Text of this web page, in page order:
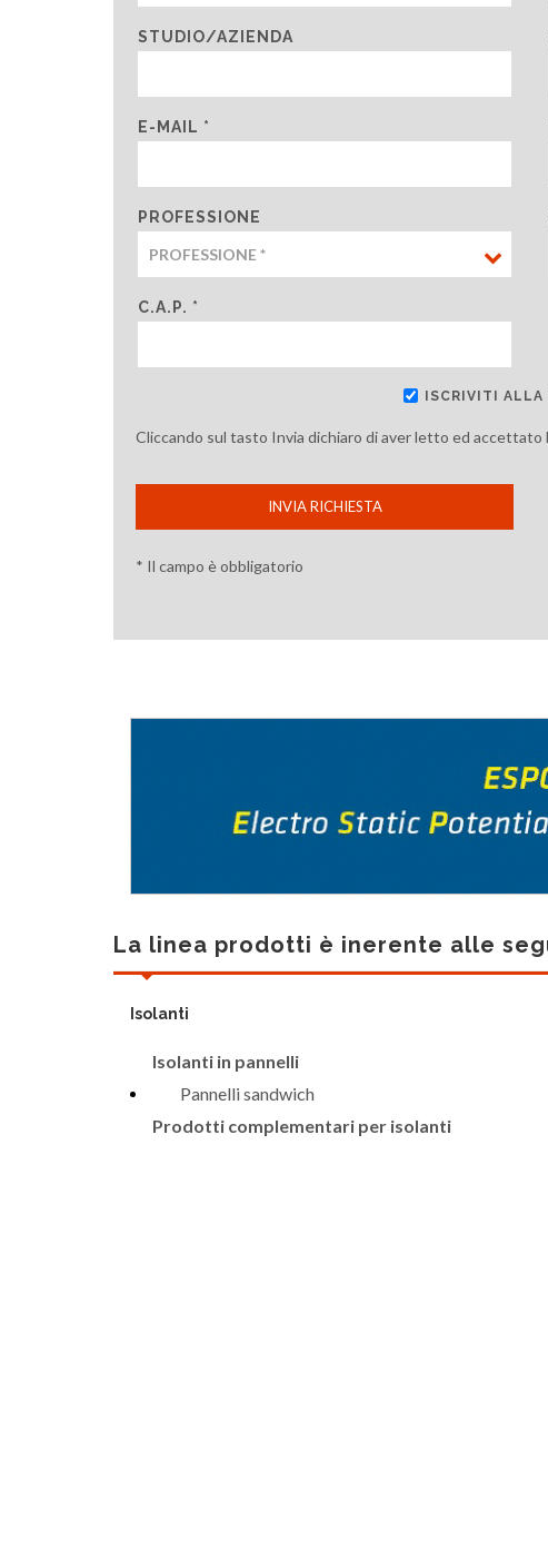
STUDIO/AZIENDA
E-MAIL *
PROFESSIONE
C.A.P. *
ISCRIVITI ALLA
Cliccando sul tasto Invia dichiaro di aver letto ed accettato
INVIA RICHIESTA
* Il campo è obbligatorio
La linea prodotti è inerente alle
Isolanti
Isolanti in pannelli
Pannelli sandwich
Prodotti complementari per isolanti